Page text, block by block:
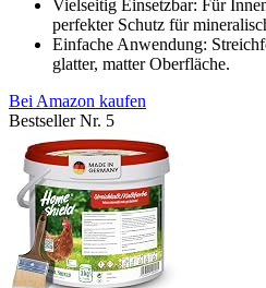
Vielseitig Einsetzbar: Für
perfekter Schutz für
Einfache Anwendung:
glatter, matter Oberfläche.
Bei Amazon kaufen
Bestseller Nr. 5